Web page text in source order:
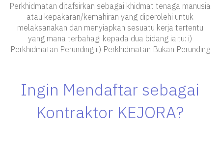
Perkhidmatan ditafsirkan sebagai khidmat tenaga manusia
atau kepakaran/kemahiran yang diperolehi untuk
melaksanakan dan menyiapkan sesuatu kerja tertentu
yang mana terbahagi kepada dua bidang iaitu: i)
Perkhidmatan Perunding ii) Perkhidmatan Bukan Perunding
Ingin Mendaftar sebagai
Kontraktor KEJORA?